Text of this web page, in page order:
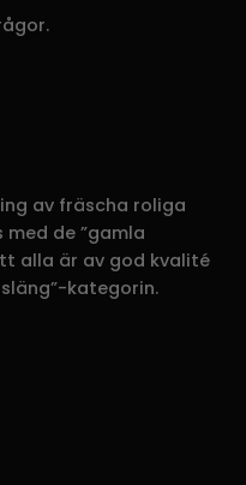
av fräscha roliga
de ”gamla
alla är av god kvalité
kategorin.